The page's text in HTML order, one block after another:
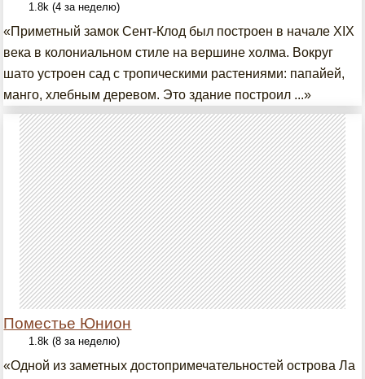
1.8k (4 за неделю)
«Приметный замок Сент-Клод был построен в начале XIX
века в колониальном стиле на вершине холма. Вокруг
шато устроен сад с тропическими растениями: папайей,
манго, хлебным деревом. Это здание построил ...»
Поместье Юнион
1.8k (8 за неделю)
«Одной из заметных достопримечательностей острова Ла